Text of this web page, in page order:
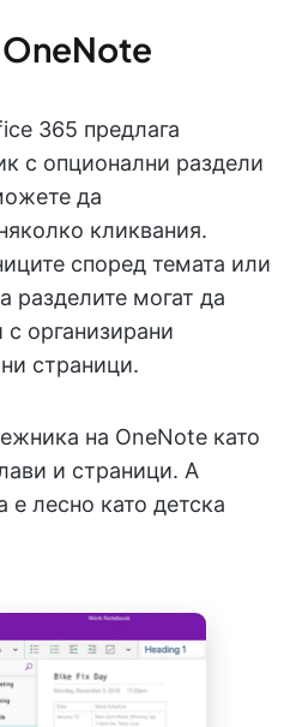
365 предлага
с опционални раздели
да
кликвания.
според темата или
разделите могат да
с организирани
страници.
на OneNote като
и страници. А
е лесно като детска